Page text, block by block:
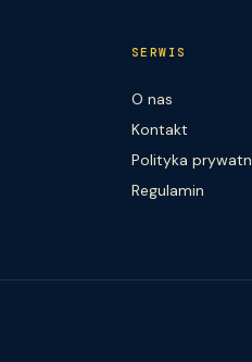
SERWIS
O nas
Kontakt
Polityka
Regulamin